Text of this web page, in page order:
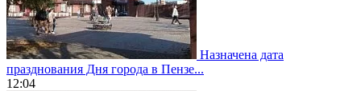
Назначена дата
празднования Дня города в Пензе...
12:04